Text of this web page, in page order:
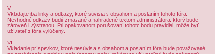
V.
Vkladajte iba linky a odkazy, ktoré súvisia s obsahom a poslaním tohoto fóra.
Nevhodné odkazy budú zmazané a nahradené textom administrátora, ktorý bude
zároveň i výstrahou. Pri opakovanom porušovaní tohoto bodu pravidiel, môže byť
užívateľ z fóra vylúčený.
VI.
Vkladanie príspevkov, ktoré nesúvisia s obsahom a poslaním fóra bude považované